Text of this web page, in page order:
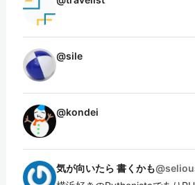
@sile
@kondei
気が向いたら 書くかも@